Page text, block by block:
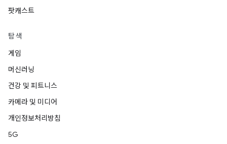
팟캐스트
탐색
게임
머신러닝
건강 및 피트니스
카메라 및 미디어
개인정보처리방침
5G